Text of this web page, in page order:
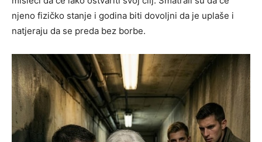
njeno fizičko stanje i godina biti dovoljni da je uplaše i
natjeraju da se preda bez borbe.